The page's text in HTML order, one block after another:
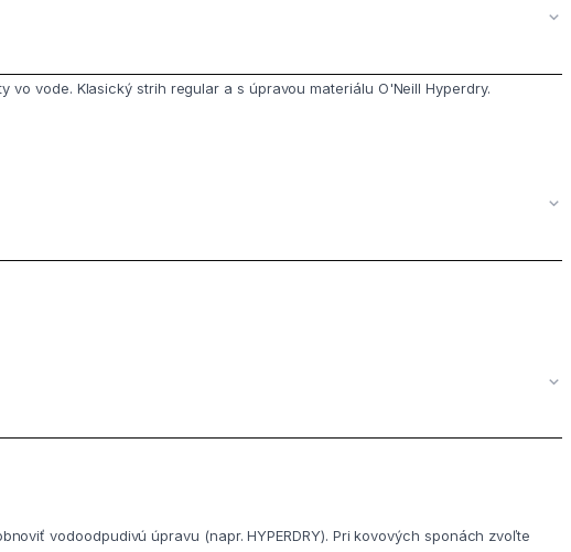
vode. Klasický strih regular a s úpravou materiálu O'Neill Hyperdry.
vodoodpudivú úpravu (napr. HYPERDRY). Pri kovových sponách zvoľte